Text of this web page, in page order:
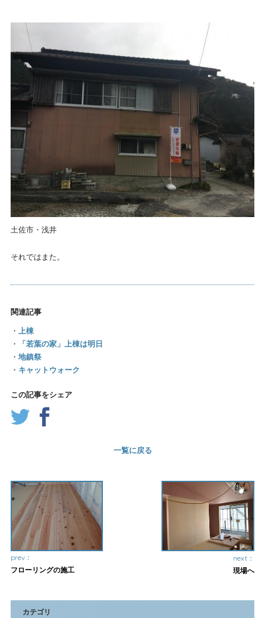
土佐市・浅井
それではまた。
関連記事
・ 上棟
・
「若葉の家」上棟は明日
・ 地鎮祭
・ キャットウォーク
この記事をシェア
一覧に戻る
prev：
フローリングの施工
next：
現場へ
カテゴリ